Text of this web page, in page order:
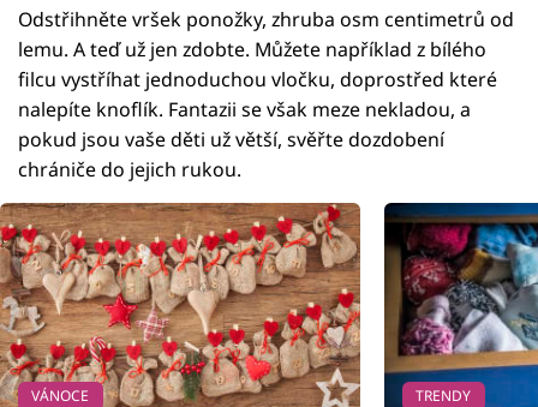
Odstřihněte vršek ponožky, zhruba osm centimetrů od
lemu. A teď už jen zdobte. Můžete například z bílého
filcu vystříhat jednoduchou vločku, doprostřed které
nalepíte knoflík. Fantazii se však meze nekladou, a
pokud jsou vaše děti už větší, svěřte dozdobení
chrániče do jejich rukou.
VÁNOCE TRENDY